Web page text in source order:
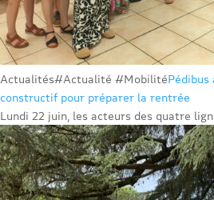
Actualités#Actualité #MobilitéPédibus
constructif pour préparer la rentrée
Lundi 22 juin, les acteurs des quatre